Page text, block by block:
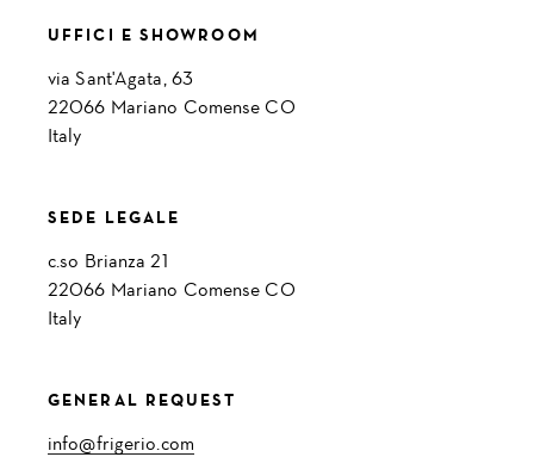
UFFICI E SHOWROOM
via Sant'Agata, 63
22066 Mariano Comense CO
Italy
SEDE LEGALE
c.so Brianza 21
22066 Mariano Comense CO
Italy
GENERAL REQUEST
info@frigerio.com